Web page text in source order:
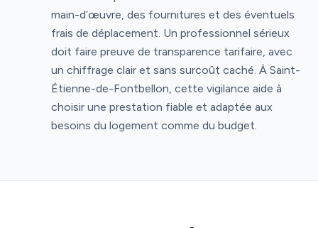
main-d’œuvre, des fournitures et des éventuels
frais de déplacement. Un professionnel sérieux
doit faire preuve de transparence tarifaire, avec
un chiffrage clair et sans surcoût caché. À Saint-
Étienne-de-Fontbellon, cette vigilance aide à
choisir une prestation fiable et adaptée aux
besoins du logement comme du budget.